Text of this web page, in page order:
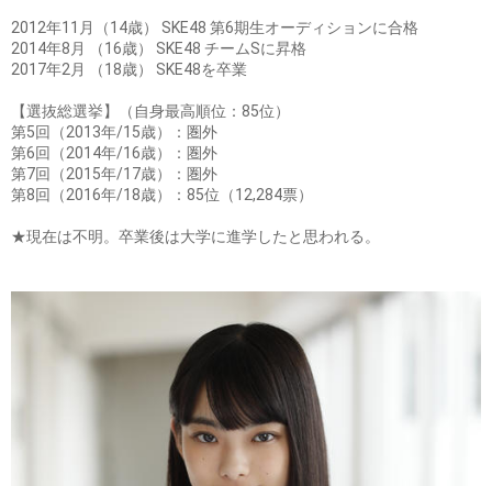
2012年11月（14歳） SKE48 第6期生オーディションに合格
2014年8月 （16歳） SKE48 チームSに昇格
2017年2月 （18歳） SKE48を卒業
【選抜総選挙】（自身最高順位：85位）
第5回（2013年/15歳）：圏外
第6回（2014年/16歳）：圏外
第7回（2015年/17歳）：圏外
第8回（2016年/18歳）：85位（12,284票）
★現在は不明。卒業後は大学に進学したと思われる。